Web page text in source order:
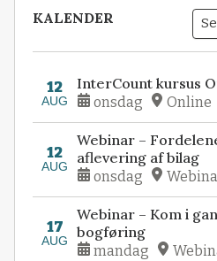
KALENDER
12
AUG
InterCount kursus
onsdag Online
12
AUG
Webinar –
aflevering af bilag
onsdag
17
AUG
Webinar – Kom i
bogføring
mandag